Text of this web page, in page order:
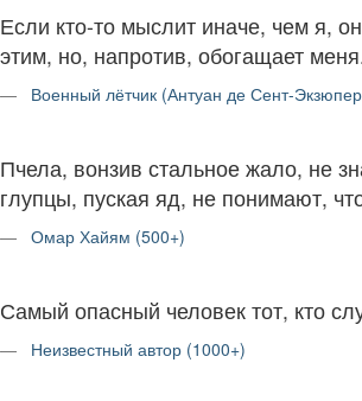
Если кто-то мыслит иначе, чем я,
этим, но, напротив, обогащает
Военный лётчик (Антуан де Сент-
Пчела, вонзив стальное жало, не
глупцы, пуская яд, не понимают,
Омар Хайям (500+)
Самый опасный человек тот, кто
Неизвестный автор (1000+)